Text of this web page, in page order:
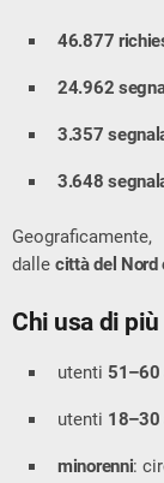
46.877
24.962
3.357
3.648
dalle città del Nord
Chi usa di
utenti 51–60
utenti 18–30
minorenni: